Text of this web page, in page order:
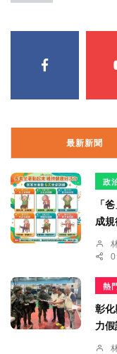
最新新聞
政
「
成規
0
熱
彰化
力